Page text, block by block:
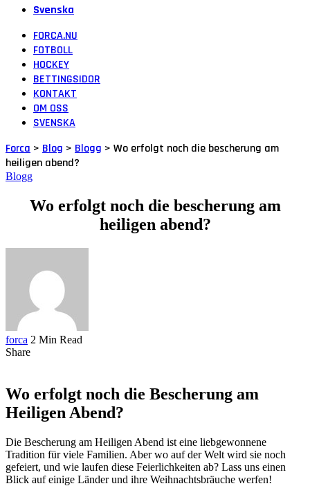
Svenska
FORCA.NU
FOTBOLL
HOCKEY
BETTINGSIDOR
KONTAKT
OM OSS
SVENSKA
Forca > Blog > Blogg > Wo erfolgt noch die bescherung am
heiligen abend?
Blogg
Wo erfolgt noch die bescherung am
heiligen abend?
forca 2 Min Read
Share
Wo erfolgt noch die Bescherung am
Heiligen Abend?
Die Bescherung am Heiligen Abend ist eine liebgewonnene
Tradition für viele Familien. Aber wo auf der Welt wird sie noch
gefeiert, und wie laufen diese Feierlichkeiten ab? Lass uns einen
Blick auf einige Länder und ihre Weihnachtsbräuche werfen!